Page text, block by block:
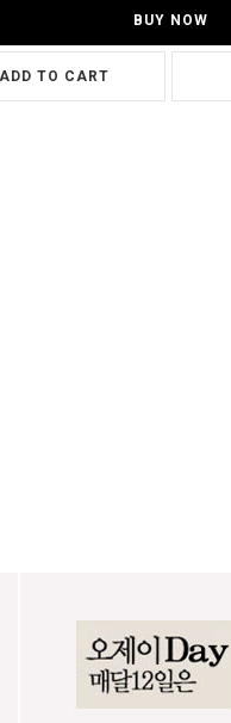
BUY NOW
ADD TO CART